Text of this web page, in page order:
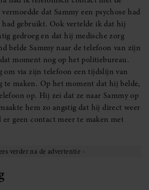
dat Sammy een psychose had
gebruikt. Ook vertelde ik dat hij
gedroeg en dat hij medische zorg
belde Sammy naar de telefoon van zijn
moment nog op het politiebureau.
om via zijn telefoon een tijdslijn van
te maken. Op het moment dat hij belde,
op. Hij zei dat ze naar Sammy op
hem zo angstig dat hij direct weer
geen contact meer te maken met